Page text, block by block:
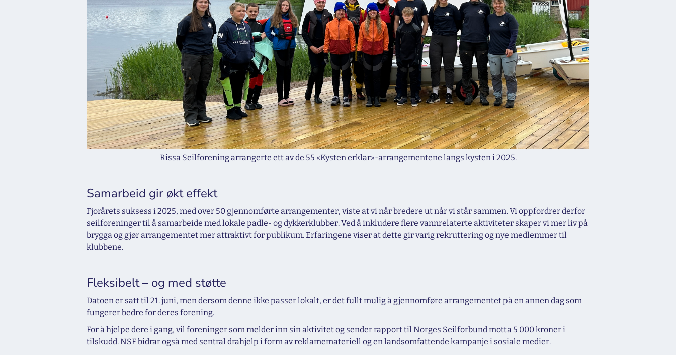
Rissa Seilforening arrangerte ett av de 55 «Kysten erklar»-arrangementene langs kysten i 2025.
Samarbeid gir økt effekt
Fjorårets suksess i 2025, med over 50 gjennomførte arrangementer, viste at vi når bredere ut når vi står sammen. Vi oppfordrer derfor
seilforeninger til å samarbeide med lokale padle- og dykkerklubber. Ved å inkludere flere vannrelaterte aktiviteter skaper vi mer liv på
brygga og gjør arrangementet mer attraktivt for publikum. Erfaringene viser at dette gir varig rekruttering og nye medlemmer til
klubbene.
Fleksibelt – og med støtte
Datoen er satt til 21. juni, men dersom denne ikke passer lokalt, er det fullt mulig å gjennomføre arrangementet på en annen dag som
fungerer bedre for deres forening.
For å hjelpe dere i gang, vil foreninger som melder inn sin aktivitet og sender rapport til Norges Seilforbund motta 5 000 kroner i
tilskudd. NSF bidrar også med sentral drahjelp i form av reklamemateriell og en landsomfattende kampanje i sosiale medier.